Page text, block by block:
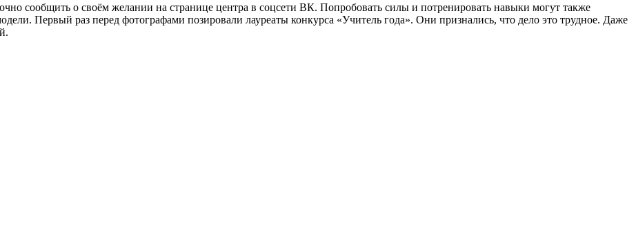
сообщить о своём желании на странице центра в соцсети ВК. Попробовать силы и потренировать навыки могут также
Первый раз перед фотографами позировали лауреаты конкурса «Учитель года». Они признались, что дело это трудное. Даже